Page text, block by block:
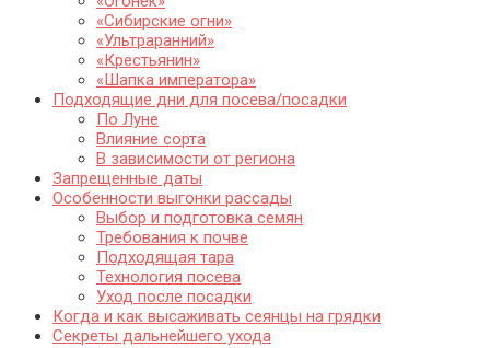
«Сибирские огни»
«Ультраранний»
«Крестьянин»
«Шапка императора»
Подходящие дни для посева/посадки
По Луне
Влияние сорта
В зависимости от региона
Запрещенные даты
Особенности выгонки рассады
Выбор и подготовка семян
Требования к почве
Подходящая тара
Технология посева
Уход после посадки
Когда и как высаживать сеянцы на грядки
Секреты дальнейшего ухода